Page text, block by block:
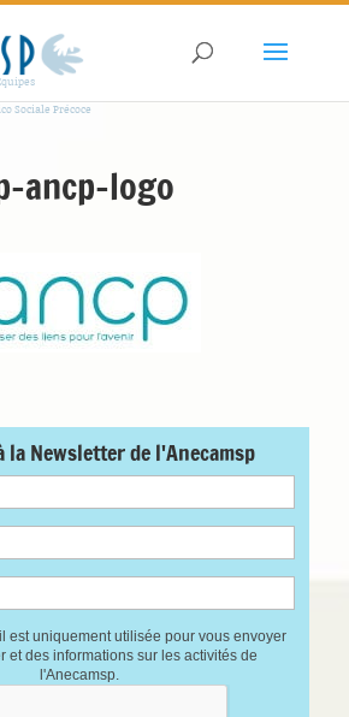
Sociale Précoce
ancp-logo
Newsletter de l'Anecamsp
est uniquement utilisée pour vous envoyer
et des informations sur les activités de
l'Anecamsp.